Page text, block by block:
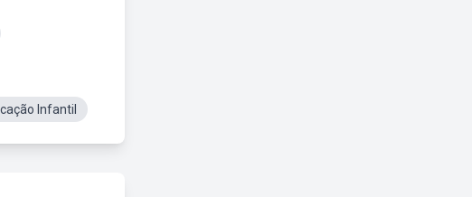
Infantil